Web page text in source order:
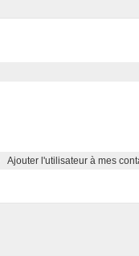
Ajouter l'utilisateur à mes